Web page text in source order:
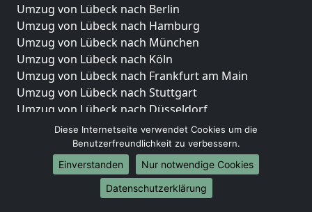
Umzug von Lübeck nach Berlin
Umzug von Lübeck nach Hamburg
Umzug von Lübeck nach München
Umzug von Lübeck nach Köln
Umzug von Lübeck nach Frankfurt am Main
Umzug von Lübeck nach Stuttgart
Umzug von Lübeck nach Düsseldorf
Umzug von Lübeck nach Leipzig
Umzug von Lübeck nach Dortmund
Umzug von Lübeck nach Essen
Umzug von Lübeck nach Bremen
Umzug von Lübeck nach Dresden
Diese Internetseite verwendet Cookies um die
Benutzerfreundlichkeit zu verbessern.
Einverstanden
Nur notwendige Cookies
Datenschutzerklärung